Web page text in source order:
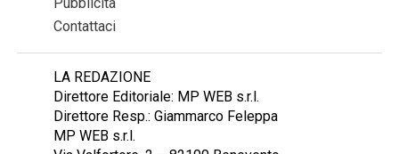
Contattaci
LA REDAZIONE
Direttore Editoriale: MP WEB s.r.l.
Direttore Resp.: Giammarco Feleppa
MP WEB s.r.l.